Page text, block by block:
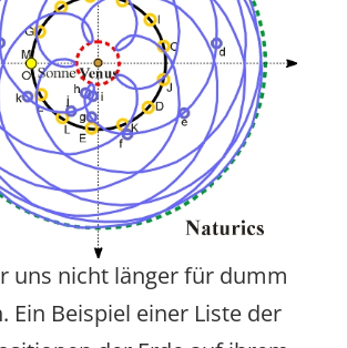
uns nicht länger für dumm
Ein Beispiel einer Liste der